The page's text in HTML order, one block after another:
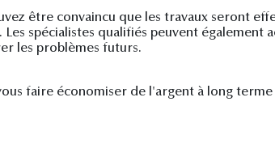
être convaincu que les travaux seront
spécialistes qualifiés peuvent également
les problèmes futurs.
faire économiser de l'argent à long terme